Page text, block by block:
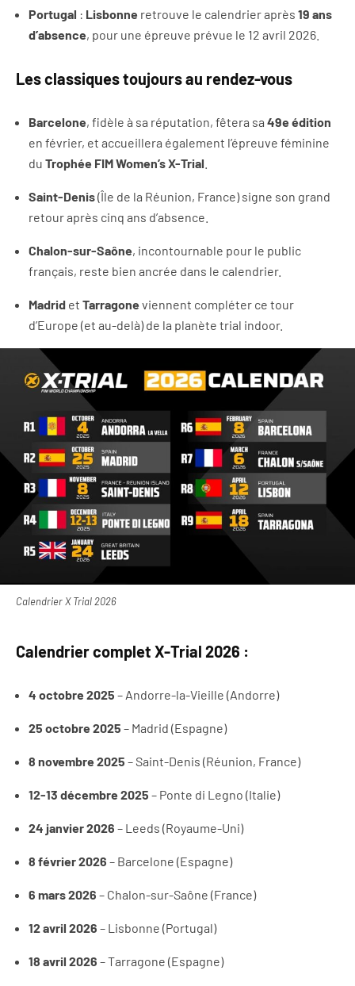
Portugal : Lisbonne retrouve le calendrier après 19 ans
d’absence, pour une épreuve prévue le 12 avril 2026.
Les classiques toujours au rendez-vous
Barcelone, fidèle à sa réputation, fêtera sa 49e édition
en février, et accueillera également l’épreuve féminine
du Trophée FIM Women’s X-Trial
Saint-Denis(Île de la Réunion, France) signe son grand
retour après cinq ans d’absence.
Chalon-sur-Saône, incontournable pour le public
français, reste bien ancrée dans le calendrier.
Madrid et Tarragone viennent compléter ce tour
d’Europe (et au-delà) de la planète trial indoor.
Calendrier X Trial 2026
Calendrier complet X-Trial 2026 :
4 octobre 2025 – Andorre-la-Vieille (Andorre)
25 octobre 2025 – Madrid (Espagne)
8 novembre 2025 – Saint-Denis (Réunion, France)
12-13 décembre 2025 – Ponte di Legno (Italie)
24 janvier 2026 – Leeds (Royaume-Uni)
8 février 2026 – Barcelone (Espagne)
6 mars 2026 – Chalon-sur-Saône (France)
12 avril 2026 – Lisbonne (Portugal)
18 avril 2026 – Tarragone (Espagne)